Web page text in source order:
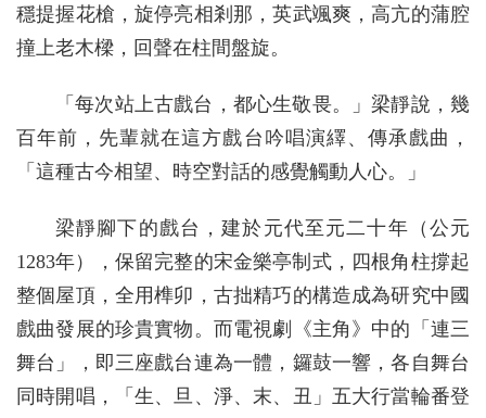
穩提握花槍，旋停亮相剎那，英武颯爽，高亢的蒲腔
撞上老木樑，回聲在柱間盤旋。
「每次站上古戲台，都心生敬畏。」梁靜說，幾
百年前，先輩就在這方戲台吟唱演繹、傳承戲曲，
「這種古今相望、時空對話的感覺觸動人心。」
梁靜腳下的戲台，建於元代至元二十年（公元
1283年），保留完整的宋金樂亭制式，四根角柱撐起
整個屋頂，全用榫卯，古拙精巧的構造成為研究中國
戲曲發展的珍貴實物。而電視劇《主角》中的「連三
舞台」，即三座戲台連為一體，鑼鼓一響，各自舞台
同時開唱，「生、旦、淨、末、丑」五大行當輪番登